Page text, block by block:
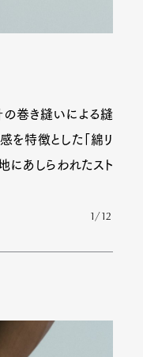
Fashion
Columnist
Pen tw
の巻き縫いによる縫
を特徴とした「綿リ
にあしらわれたスト
1/12